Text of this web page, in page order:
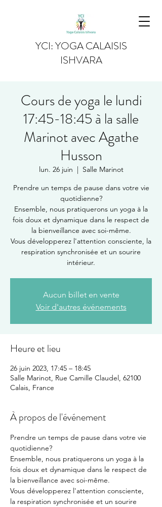
YCI: YOGA CALAISIS
ISHVARA
Cours de yoga le lundi
17:45-18:45 à la salle
Marinot avec Agathe
Husson
lun. 26 juin
  |
Salle Marinot
Prendre un temps de pause dans votre vie
quotidienne?
Ensemble, nous pratiquerons un yoga à la
fois doux et dynamique dans le respect de
la bienveillance avec soi-même.
Vous développerez l'attention consciente, la
respiration synchronisée et un sourire
intérieur.
Aucun billet en vente
Voir d'autres événements
Heure et lieu
26 juin 2023, 17:45 – 18:45
Salle Marinot, Rue Camille Claudel, 62100
Calais, France
À propos de l'événement
Prendre un temps de pause dans votre vie
quotidienne?
Ensemble, nous pratiquerons un yoga à la
fois doux et dynamique dans le respect de
la bienveillance avec soi-même.
Vous développerez l'attention consciente,
la respiration synchronisée et un sourire